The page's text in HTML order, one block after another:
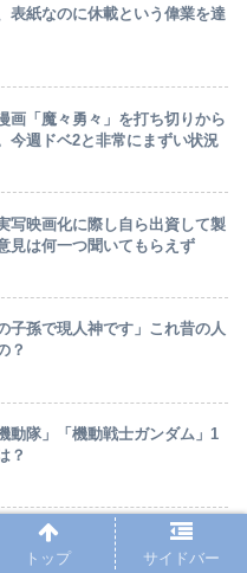
表紙なのに休載という偉業を達
画「魔々勇々」を打ち切りから
今週ドベ2と非常にまずい状況
写映画化に際し自ら出資して製
見は何一つ聞いてもらえず
子孫で現人神です」これ昔の人
？
動隊」「機動戦士ガンダム」1
？
スしたいキャラ💕
トップ サイドバー